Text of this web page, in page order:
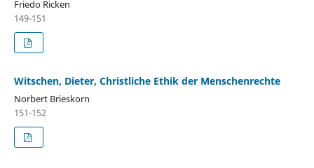
Friedo Ricken
149-151
Witschen, Dieter, Christliche Ethik der Menschenrechte
Norbert Brieskorn
151-152